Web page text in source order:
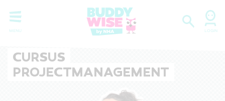
CURSUS
PROJECTMANAGEMENT